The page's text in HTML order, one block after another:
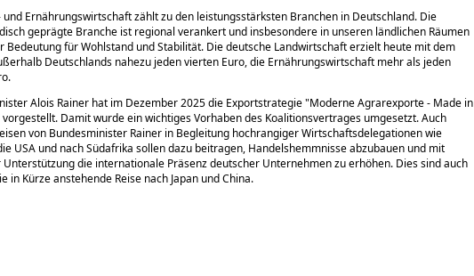
und Ernährungswirtschaft zählt zu den leistungsstärksten Branchen in Deutschland. Die
geprägte Branche ist regional verankert und insbesondere in unseren ländlichen Räumen
Bedeutung für Wohlstand und Stabilität. Die deutsche Landwirtschaft erzielt heute mit dem
Deutschlands nahezu jeden vierten Euro, die Ernährungswirtschaft mehr als jeden
Alois Rainer hat im Dezember 2025 die Exportstrategie Moderne Agrarexporte - Made in
vorgestellt. Damit wurde ein wichtiges Vorhaben des Koalitionsvertrages umgesetzt. Auch
von Bundesminister Rainer in Begleitung hochrangiger Wirtschaftsdelegationen wie
USA und nach Südafrika sollen dazu beitragen, Handelshemmnisse abzubauen und mit
Unterstützung die internationale Präsenz deutscher Unternehmen zu erhöhen. Dies sind auch
in Kürze anstehende Reise nach Japan und China.